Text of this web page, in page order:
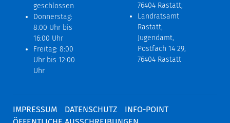
geschlossen
Donnerstag:
8:00 Uhr bis
16:00 Uhr
Freitag: 8:00
Uhr bis 12:00
Uhr
76404 Rastatt;
Landratsamt
Rastatt,
Jugendamt,
Postfach 14 29,
76404 Rastatt
IMPRESSUM DATENSCHUTZ
INFO-POINT